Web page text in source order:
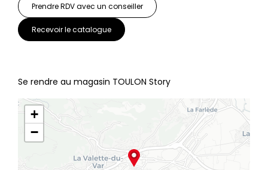
Prendre RDV avec un conseiller
Recevoir le catalogue
Se rendre au magasin TOULON Story
+
−